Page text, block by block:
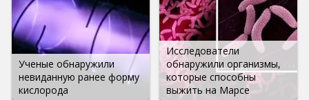
Ученые обнаружили
невиданную ранее форму
кислорода
Исследователи
обнаружили организмы,
которые способны
выжить на Марсе